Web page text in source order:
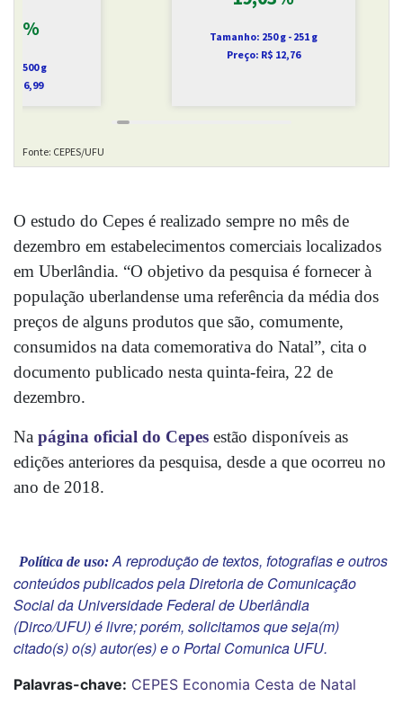
O estudo do Cepes é realizado sempre no mês de
dezembro em estabelecimentos comerciais localizados
em Uberlândia. “O objetivo da pesquisa é fornecer à
população uberlandense uma referência da média dos
preços de alguns produtos que são, comumente,
consumidos na data comemorativa do Natal”, cita o
documento publicado nesta quinta-feira, 22 de
dezembro.
Na página oficial do Cepes estão disponíveis as
edições anteriores da pesquisa, desde a que ocorreu no
ano de 2018.
Política de uso:A reprodução de textos, fotografias e outros
conteúdos publicados pela Diretoria de Comunicação
Social da Universidade Federal de Uberlândia
(Dirco/UFU) é livre; porém, solicitamos que seja(m)
citado(s) o(s) autor(es) e o Portal Comunica UFU.
Palavras-chave: CEPES Economia Cesta de Natal